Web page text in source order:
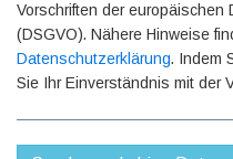
Vorschriften der
(DSGVO). Nähere Hinweise
Datenschutzerklärung. Indem
Sie Ihr Einverständnis mit der